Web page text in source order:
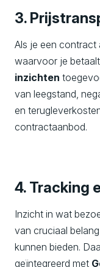
3.
Als je een contract
waarvoor je
inzichten
van leegstand,
en
contractaanbod.
4. Tracking
Inzicht in wat
van cruciaal
kunnen bieden.
geïntegreerd met